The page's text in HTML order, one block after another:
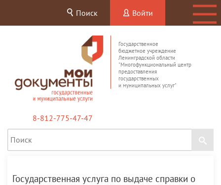
Поиск Войти
Государственное
бюджетное учреждение
Ленинградской области
"Многофункциональный центр
предоставления
государственных
и муниципальных услуг"
8-812-775-47-47
Государственная услуга по выдаче справки о